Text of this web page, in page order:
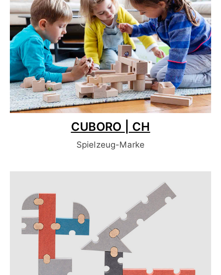
CUBORO | CH
Spielzeug-Marke